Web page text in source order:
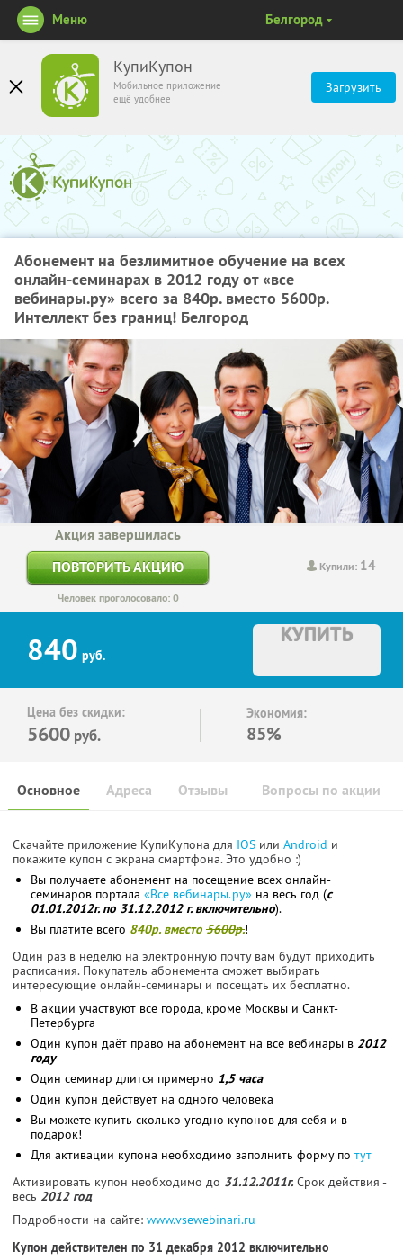
КупиКупон
Мобильное приложение
ещё удобнее
Загрузить
Меню Белгород
Абонемент на безлимитное обучение на всех
онлайн-семинарах в 2012 году от «все
вебинары.ру» всего за 840р. вместо 5600р.
Интеллект без границ! Белгород
Купили: 14
Акция завершилась
ПОВТОРИТЬ АКЦИЮ
Человек проголосовало: 0
840 руб.
КУПИТЬ
Цена без скидки:
5600 руб.
Экономия:
85%
Основное Отзывы Вопросы по акции
Адреса
Скачайте приложение КупиКупона для IOS или Android и
покажите купон с экрана смартфона. Это удобно :)
Вы получаете абонемент на посещение всех онлайн-
семинаров портала «Все вебинары.ру» на весь год (с
01.01.2012г. по 31.12.2012 г. включительно).
Вы платите всего 840р. вместо 5600р.!
Один раз в неделю на электронную почту вам будут приходить
расписания. Покупатель абонемента сможет выбирать
интересующие онлайн-семинары и посещать их бесплатно.
В акции участвуют все города, кроме Москвы и Санкт-
Петербурга
Один купон даёт право на абонемент на все вебинары в 2012
году
Один семинар длится примерно 1,5 часа
Один купон действует на одного человека
Вы можете купить сколько угодно купонов для себя и в
подарок!
Для активации купона необходимо заполнить форму по тут
Активировать купон необходимо до 31.12.2011г. Срок действия -
весь 2012 год
Подробности на сайте: www.vsewebinari.ru
Купон действителен по 31 декабря 2012 включительно